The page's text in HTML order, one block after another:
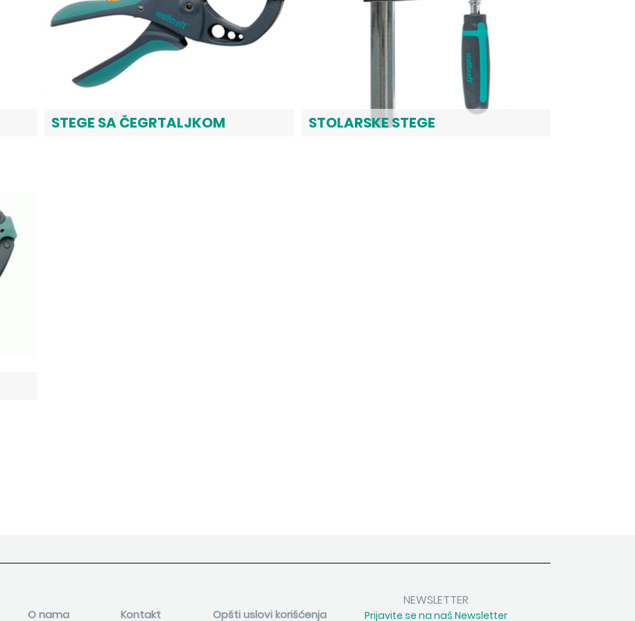
STEGE SA ČEGRTALJKOM STOLARSKE STEGE
O nama Kontakt Opšti uslovi korišćenja
NEWSLETTER
Prijavite se na naš Newsletter